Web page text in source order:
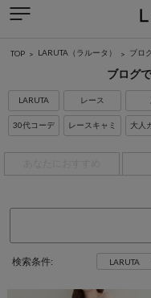
TOP LARUTA（ラルータ） ブロ
ブログ
LARUTA
30代コーデ
レース
レースキャミ 大人
検索条件: LARUTA